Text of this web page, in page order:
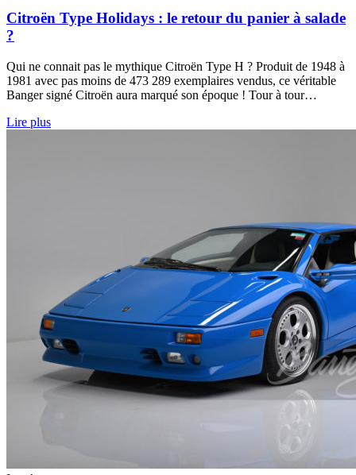
Citroën Type Holidays : le retour du panier à salade
?
Qui ne connait pas le mythique Citroën Type H ? Produit de 1948 à
1981 avec pas moins de 473 289 exemplaires vendus, ce véritable
Banger signé Citroën aura marqué son époque ! Tour à tour…
Lire plus